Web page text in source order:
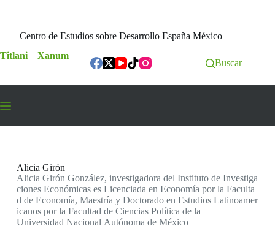
Centro de Estudios sobre Desarrollo España México
Titlani
Xanum
Buscar
Alicia Girón
Alicia Girón González, investigadora del Instituto de Investiga
ciones Económicas es Licenciada en Economía por la Faculta
d de Economía, Maestría y Doctorado en Estudios Latinoamer
icanos por la Facultad de Ciencias Política de la
Universidad Nacional Autónoma de México